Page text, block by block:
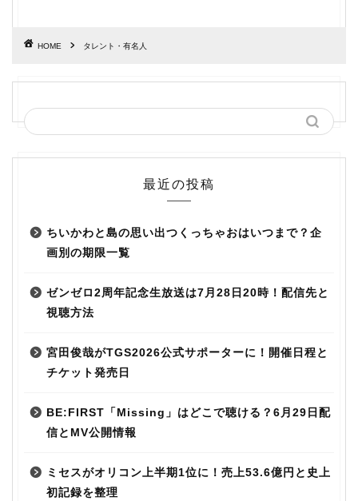
HOME タレント・有名人
最近の投稿
ちいかわと島の思い出つくっちゃおはいつまで？企
画別の期限一覧
ゼンゼロ2周年記念生放送は7月28日20時！配信先と
視聴方法
宮田俊哉がTGS2026公式サポーターに！開催日程と
チケット発売日
BE:FIRST「Missing」はどこで聴ける？6月29日配
信とMV公開情報
ミセスがオリコン上半期1位に！売上53.6億円と史上
初記録を整理